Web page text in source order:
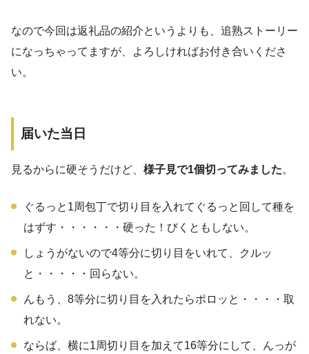
なので今回は返礼品の紹介というよりも、追熟ストーリー
になっちゃってますが、よろしければお付き合いくださ
い。
届いた当日
見るからに硬そうだけど、 様子見で1個切ってみました。
ぐるっと1周包丁で切り目を入れてぐるっと回して種を
はずす・・・・・・硬った！びくともしない。
しょうがないので4等分に切り目をいれて、クルッ
と・・・・・回らない。
んもう、8等分に切り目を入れたらポロッと・・・・取
れない。
ならば、横に1周切り目を加えて16等分にして、んっが